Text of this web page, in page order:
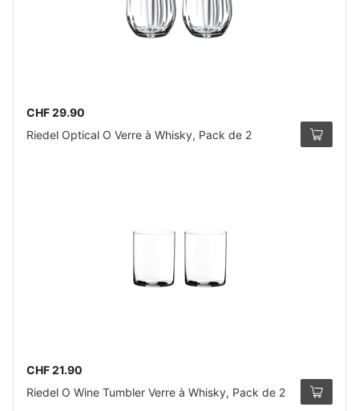
CHF 29.90
Riedel Optical O Verre à Whisky, Pack de 2
CHF 21.90
Riedel O Wine Tumbler Verre à Whisky, Pack de 2